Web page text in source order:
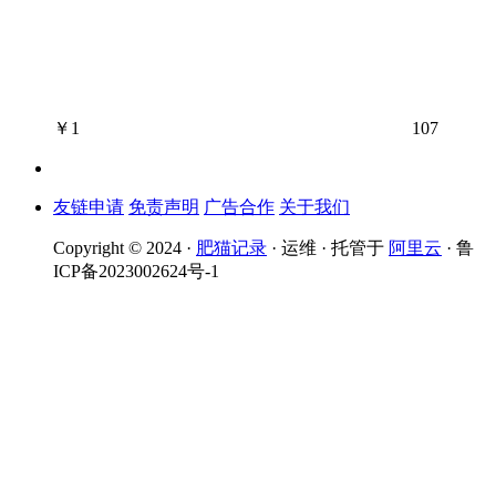
￥ 1 107
友链申请 免责声明 广告合作 关于我们
Copyright © 2024 · 肥猫记录 · 运维 · 托管于 阿里云 · 鲁
ICP备2023002624号-1